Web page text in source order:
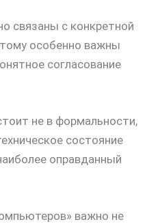
связаны с конкретной
особенно важны
согласование
не в формальности,
состояние
оправданный
важно не